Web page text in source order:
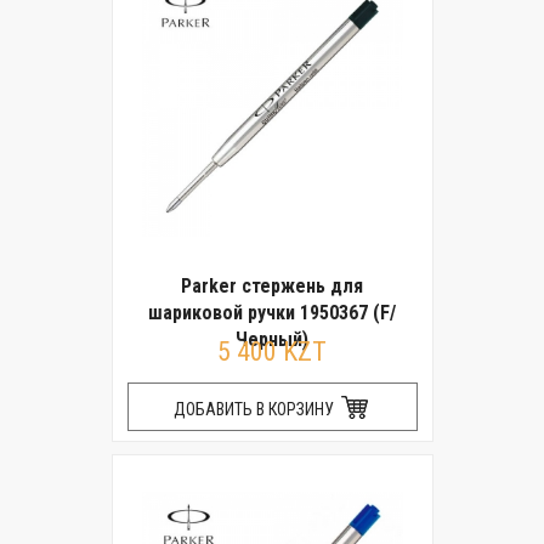
Parker стержень для
шариковой ручки 1950367 (F/
Черный)
5 400 KZT
ДОБАВИТЬ В КОРЗИНУ